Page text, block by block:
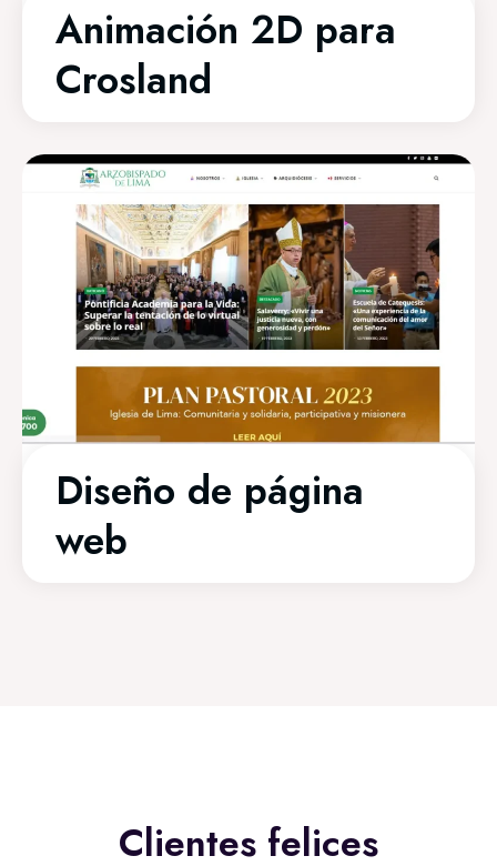
Animación 2D para
Crosland
Diseño de página
web
Clientes felices